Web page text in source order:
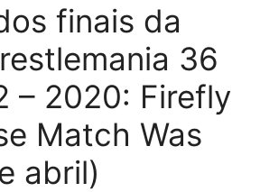
finais da
36
– 2020: Firefly
Match Was
abril)